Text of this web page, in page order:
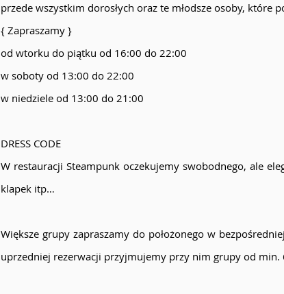
przede wszystkim dorosłych oraz te młodsze osoby,
{ Zapraszamy }
od wtorku do piątku od 16:00 do 22:00
w soboty od 13:00 do 22:00
w niedziele od 13:00 do 21:00
DRESS CODE
W restauracji Steampunk oczekujemy swobodnego, ale
klapek itp…
Większe grupy zapraszamy do położonego w
uprzedniej rezerwacji przyjmujemy przy nim grupy od min.